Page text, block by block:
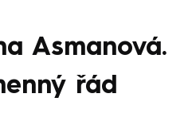
Asmanová.
řád